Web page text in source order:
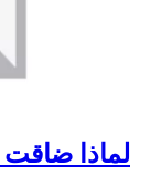
لماذا